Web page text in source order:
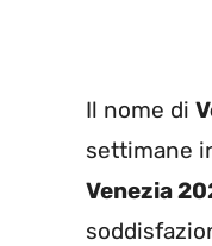
Il nome di
settimane
Venezia